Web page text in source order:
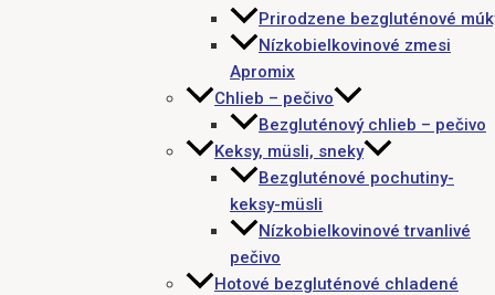
Prirodzene bezgluténové
Nízkobielkovinové zmesi
Apromix
Chlieb – pečivo
Bezgluténový chlieb – pečivo
Keksy, müsli, sneky
Bezgluténové pochutiny-
keksy-müsli
Nízkobielkovinové trvanlivé
pečivo
Hotové bezgluténové chladené